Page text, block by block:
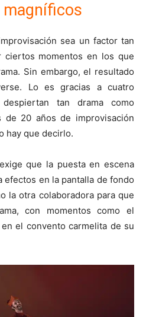
sea un factor tan
ciertos momentos en los que
Sin embargo, el resultado
Lo es gracias a cuatro
tan drama como
de 20 años de improvisación
hay que decirlo.
que la puesta en escena
efectos en la pantalla de fondo
la otra colaboradora para que
con momentos como el
el convento carmelita de su